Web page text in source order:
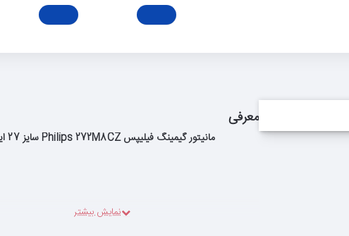
معرفی
مانیتور گیمینگ فیلیپس Philips 272M8CZ سایز 27 اینچ